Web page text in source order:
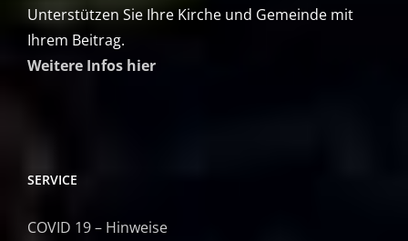
Unterstützen Sie Ihre Kirche und Gemeinde mit
Ihrem Beitrag.
Weitere Infos hier
SERVICE
COVID 19 – Hinweise